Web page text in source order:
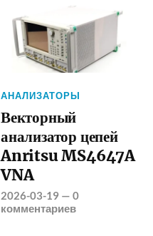
АНАЛИЗАТОРЫ
Векторный
анализатор цепей
Anritsu MS4647A
VNA
2026-03-19 —0
комментариев